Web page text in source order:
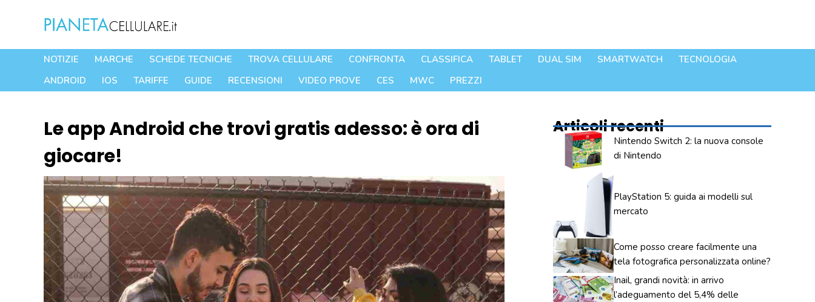
contenuto
NOTIZIE MARCHE SCHEDE TECNICHE TROVA CELLULARE CONFRONTA CLASSIFICA TABLET DUAL SIM SMARTWATCH
TECNOLOGIA
ANDROID
IOS TARIFFE GUIDE RECENSIONI VIDEO PROVE CES MWC PREZZI
Le app Android che trovi gratis adesso: è ora di
giocare!
Articoli recenti
Nintendo Switch 2: la nuova console
di Nintendo
PlayStation 5: guida ai modelli sul
mercato
Come posso creare facilmente una
tela fotografica personalizzata online?
Inail, grandi novità: in arrivo
l’adeguamento del 5,4% delle